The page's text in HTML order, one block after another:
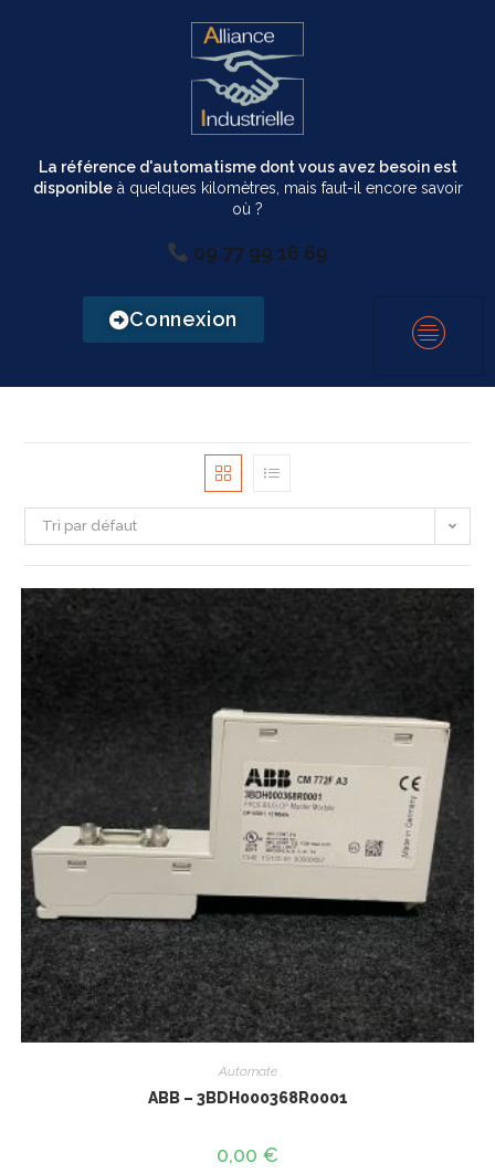
La référence d'automatisme dont vous avez besoin est
disponibleà quelques kilomètres, mais faut-il encore savoir
où ?
09 77 99 16 69
Connexion
Tri par défaut
Automate
ABB – 3BDH000368R0001
0,00 €